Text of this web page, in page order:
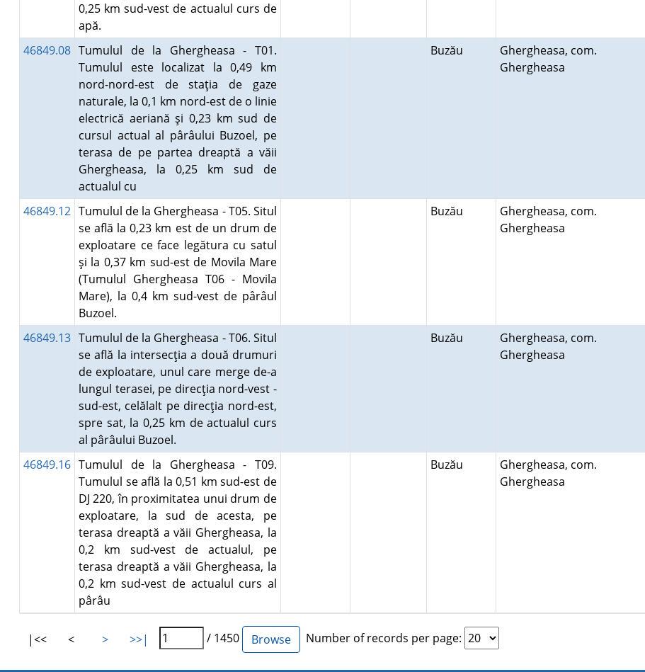
0,25 km sud-vest de actualul curs de
apă.
46849.08 Tumulul de la Ghergheasa - T01.
Tumulul este localizat la 0,49 km
nord-nord-est de staţia de gaze
naturale, la 0,1 km nord-est de o linie
electrică aeriană şi 0,23 km sud de
cursul actual al pârâului Buzoel, pe
terasa de pe partea dreaptă a văii
Ghergheasa, la 0,25 km sud de
actualul cu
Buzău
Ghergheasa, com.
Ghergheasa
46849.12 Tumulul de la Ghergheasa - T05. Situl
se află la 0,23 km est de un drum de
exploatare ce face legătura cu satul
şi la 0,37 km sud-est de Movila Mare
(Tumulul Ghergheasa T06 - Movila
Mare), la 0,4 km sud-vest de pârâul
Buzoel.
Buzău
Ghergheasa, com.
Ghergheasa
46849.13 Tumulul de la Ghergheasa - T06. Situl
se află la intersecţia a două drumuri
de exploatare, unul care merge de-a
lungul terasei, pe direcţia nord-vest -
sud-est, celălalt pe direcţia nord-est,
spre sat, la 0,25 km de actualul curs
al pârâului Buzoel.
Buzău
Ghergheasa, com.
Ghergheasa
46849.16 Tumulul de la Ghergheasa - T09.
Tumulul se află la 0,51 km sud-est de
DJ 220, în proximitatea unui drum de
exploatare, la sud de acesta, pe
terasa dreaptă a văii Ghergheasa, la
0,2 km sud-vest de actualul, pe
terasa dreaptă a văii Ghergheasa, la
0,2 km sud-vest de actualul curs al
pârâu
Buzău
Ghergheasa, com.
Ghergheasa
|<< < > >>| / 1450 Number of records per page: